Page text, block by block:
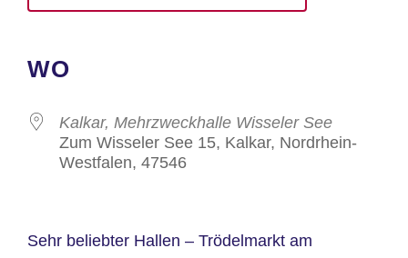
WO
Kalkar, Mehrzweckhalle Wisseler See
Zum Wisseler See 15, Kalkar, Nordrhein-
Westfalen, 47546
Sehr beliebter Hallen – Trödelmarkt am